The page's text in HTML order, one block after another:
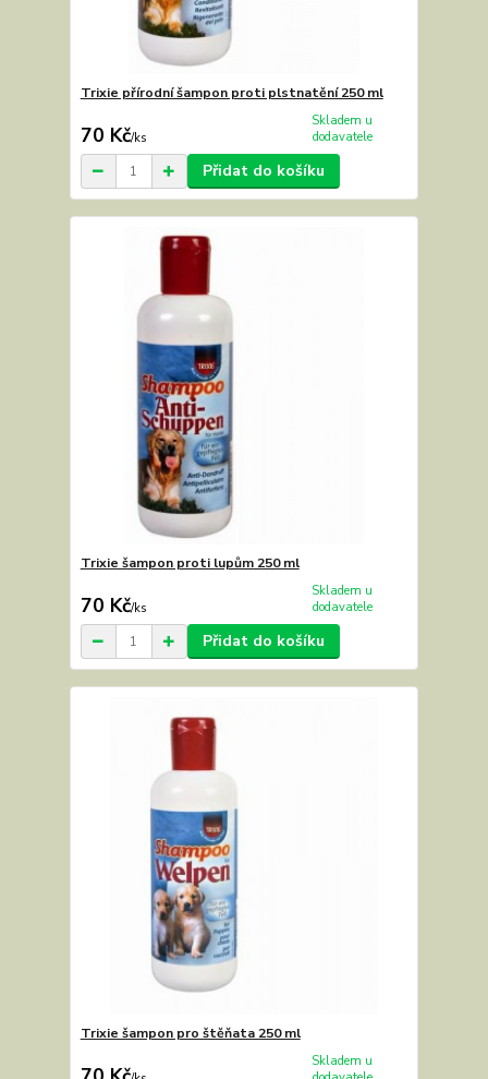
Trixie přírodní šampon proti plstnatění 250 ml
70 Kč/ks
Skladem u
dodavatele
Přidat do košíku
Trixie šampon proti lupům 250 ml
70 Kč/ks
Skladem u
dodavatele
Přidat do košíku
Trixie šampon pro štěňata 250 ml
Skladem u